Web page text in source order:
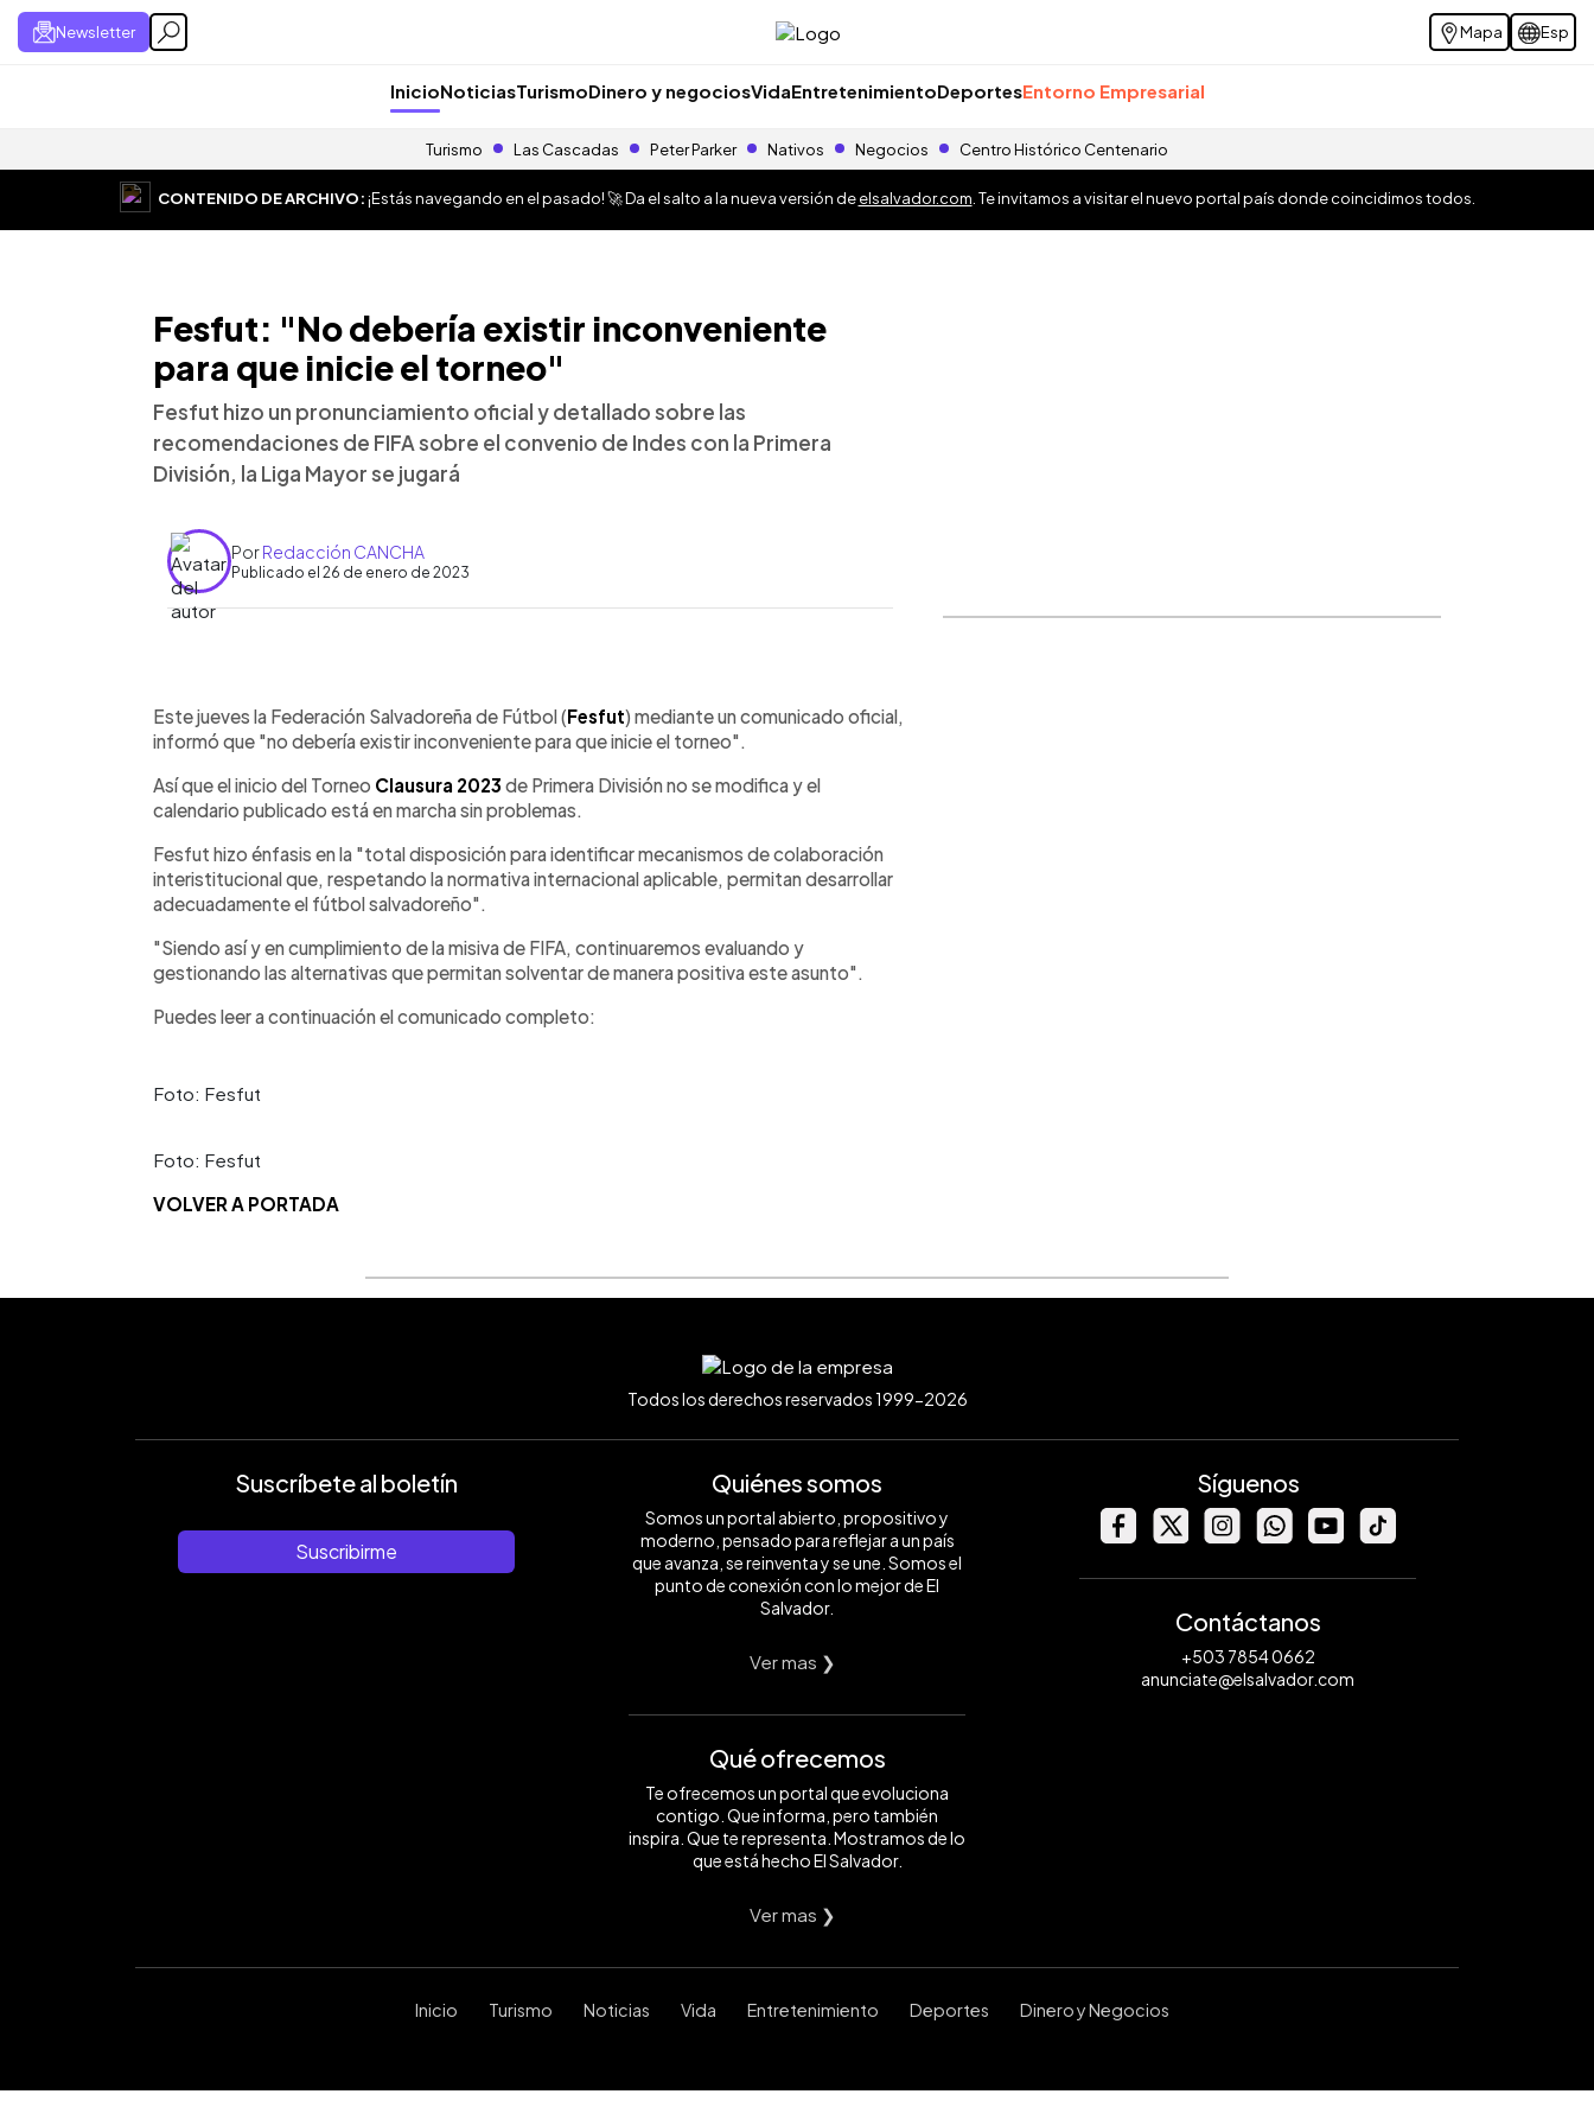
Newsletter Mapa Esp
InicioNoticiasTurismoDinero y negociosVidaEntretenimientoDeportesEntorno Empresarial
Turismo Las Cascadas Peter Parker Nativos Negocios Centro Histórico Centenario
CONTENIDO DE ARCHIVO:¡Estás navegando en el pasado! 🚀 Da el salto a la nueva versión deelsalvador.com . Te invitamos a visitar el nuevo portal país donde coincidimos todos.
Fesfut: "No debería existir inconveniente
para que inicie el torneo"
Fesfut hizo un pronunciamiento oficial y detallado sobre las
recomendaciones de FIFA sobre el convenio de Indes con la Primera
División, la Liga Mayor se jugará
PorRedacción CANCHA
Publicado el 26 de enero de 2023
Escuchar artículo
Este jueves la Federación Salvadoreña de Fútbol (Fesfut) mediante un comunicado oficial,
informó que "no debería existir inconveniente para que inicie el torneo".
Así que el inicio del Torneo Clausura 2023 de Primera División no se modifica y el
calendario publicado está en marcha sin problemas.
Fesfut hizo énfasis en la "total disposición para identificar mecanismos de colaboración
interistitucional que, respetando la normativa internacional aplicable, permitan desarrollar
adecuadamente el fútbol salvadoreño".
"Siendo así y en cumplimiento de la misiva de FIFA, continuaremos evaluando y
gestionando las alternativas que permitan solventar de manera positiva este asunto".
Puedes leer a continuación el comunicado completo:
Foto: Fesfut
Foto: Fesfut
VOLVER A PORTADA
Todos los derechos reservados 1999-2026
Suscríbete al boletín
Suscribirme
Quiénes somos
Somos un portal abierto, propositivo y
moderno, pensado para reflejar a un país
que avanza, se reinventa y se une. Somos el
punto de conexión con lo mejor de El
Salvador.
Ver mas ❯
Qué ofrecemos
Te ofrecemos un portal que evoluciona
contigo. Que informa, pero también
inspira. Que te representa. Mostramos de lo
que está hecho El Salvador.
Ver mas ❯
Síguenos
Contáctanos
+503 7854 0662
anunciate@elsalvador.com
Inicio Turismo Noticias Vida Entretenimiento Deportes Dinero y Negocios